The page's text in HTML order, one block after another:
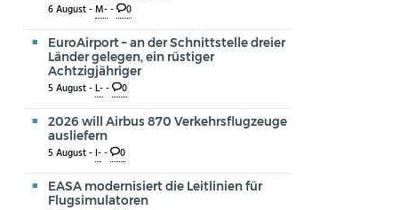
6 August -M-- 0
EuroAirport – an der Schnittstelle dreier
Länder gelegen, ein rüstiger
Achtzigjähriger
5 August -L-- 0
2026 will Airbus 870 Verkehrsflugzeuge
ausliefern
5 August -I-- 0
EASA modernisiert die Leitlinien für
Flugsimulatoren